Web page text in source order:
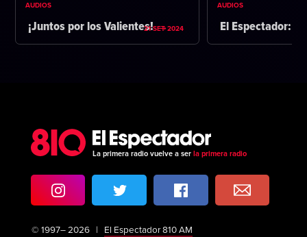
AUDIOS
¡Juntos por los Valientes!21 SET 2024
AUDIOS
El Espectador:
La primera radio vuelve a ser la primera radio
© 1997– 2026 | El Espectador 810 AM